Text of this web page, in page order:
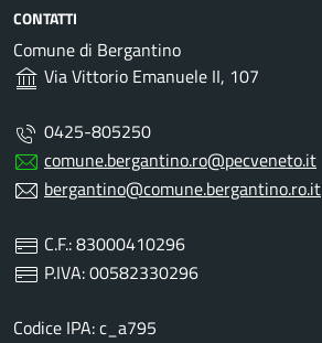
CONTATTI
Comune di Bergantino
Via Vittorio Emanuele II, 107
0425-805250
comune.bergantino.ro@pecveneto.it
bergantino@comune.bergantino.ro.it
C.F.: 83000410296
P.IVA: 00582330296
Codice IPA: c_a795